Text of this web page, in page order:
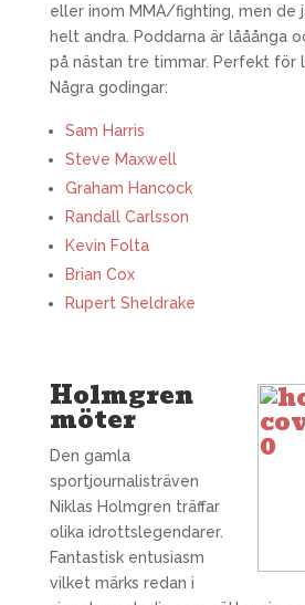
eller inom MMA/fighting, men de
helt andra. Poddarna är lååånga
på nästan tre timmar. Perfekt för
Några godingar:
Sam Harris
Steve Maxwell
Graham Hancock
Randall Carlsson
Kevin Folta
Brian Cox
Rupert Sheldrake
Holmgren
möter
Den gamla
sportjournalisträven
Niklas Holmgren träffar
olika idrottslegendarer.
Fantastisk entusiasm
vilket märks redan i